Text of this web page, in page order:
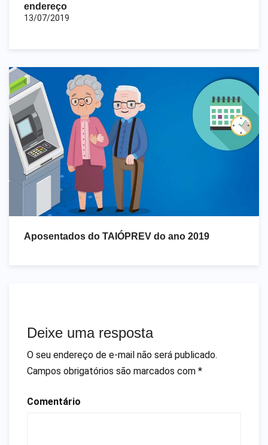
endereço
13/07/2019
Aposentados do TAIÓPREV do ano 2019
Deixe uma resposta
O seu endereço de e-mail não será publicado.
Campos obrigatórios são marcados com *
Comentário